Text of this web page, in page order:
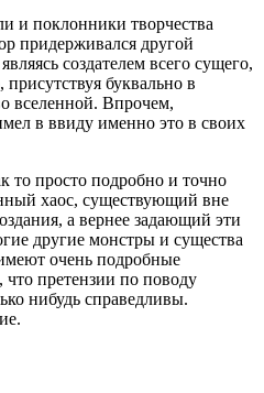
и поклонники творчества
придерживался другой
создателем всего сущего,
буквально в
вселенной. Впрочем,
в ввиду именно это в своих
то просто подробно и точно
хаос, существующий вне
а вернее задающий эти
другие монстры и существа
очень подробные
претензии по поводу
нибудь справедливы.